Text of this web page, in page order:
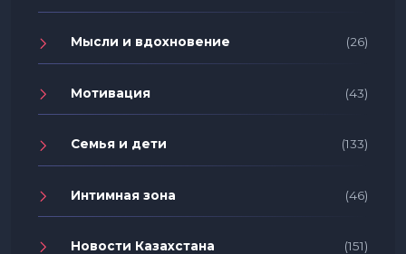
Мысли и вдохновение (26)
Мотивация (43)
Семья и дети (133)
Интимная зона (46)
Новости Казахстана (151)